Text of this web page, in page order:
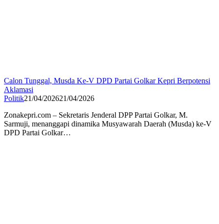
Calon Tunggal, Musda Ke-V DPD Partai Golkar Kepri Berpotensi
Aklamasi
Politik21/04/202621/04/2026
Zonakepri.com – Sekretaris Jenderal DPP Partai Golkar, M.
Sarmuji, menanggapi dinamika Musyawarah Daerah (Musda) ke-V
DPD Partai Golkar…